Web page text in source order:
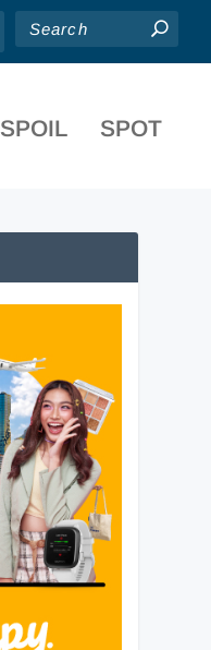
SPOIL SPOT